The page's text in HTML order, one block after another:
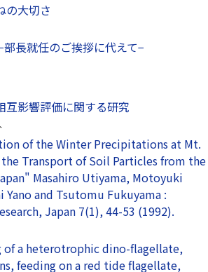
の大切さ
長就任のご挨拶に代えて−
互影響評価に関する研究
of the Winter Precipitations at Mt.
Transport of Soil Particles from the
Masahiro Utiyama, Motoyuki
and Tsutomu Fukuyama :
Japan 7(1), 44-53 (1992).
of a heterotrophic dino-flagellate,
feeding on a red tide flagellate,